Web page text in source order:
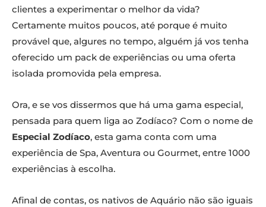
clientes a experimentar o melhor da vida?
Certamente muitos poucos, até porque é muito
provável que, algures no tempo, alguém já vos tenha
oferecido um pack de experiências ou uma oferta
isolada promovida pela empresa.
Ora, e se vos dissermos que há uma gama especial,
pensada para quem liga ao Zodíaco? Com o nome de
Especial Zodíaco, esta gama conta com uma
experiência de Spa, Aventura ou Gourmet, entre 1000
experiências à escolha.
Afinal de contas, os nativos de Aquário não são iguais